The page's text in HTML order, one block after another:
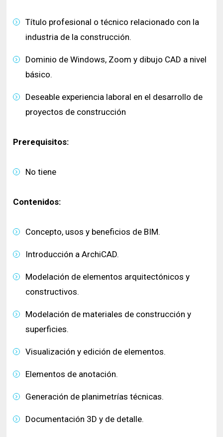
Título profesional o técnico relacionado con la
industria de la construcción.
Dominio de Windows, Zoom y dibujo CAD a nivel
básico.
Deseable experiencia laboral en el desarrollo de
proyectos de construcción
Prerequisitos:
No tiene
Contenidos:
Concepto, usos y beneficios de BIM.
Introducción a ArchiCAD.
Modelación de elementos arquitectónicos y
constructivos.
Modelación de materiales de construcción y
superficies.
Visualización y edición de elementos.
Elementos de anotación.
Generación de planimetrías técnicas.
Documentación 3D y de detalle.